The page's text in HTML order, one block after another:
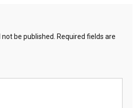
be published. Required fields are